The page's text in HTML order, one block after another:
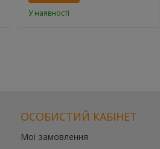
У наявності
ОСОБИСТИЙ КАБІНЕТ
Мої замовлення